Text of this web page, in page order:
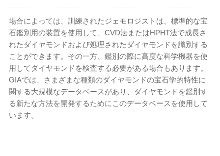
場合によっては、訓練されたジェモロジストは、標準的な宝
石鑑別用の装置を使用して、CVD法またはHPHT法で成長さ
れたダイヤモンドおよび処理されたダイヤモンドを識別する
ことができます。その一方、鑑別の際に高度な科学機器を使
用してダイヤモンドを検査する必要がある場合もあります。
GIAでは、さまざまな種類のダイヤモンドの宝石学的特性に
関する大規模なデータベースがあり、ダイヤモンドを鑑別す
る新たな方法を開発するためにこのデータベースを使用して
います。